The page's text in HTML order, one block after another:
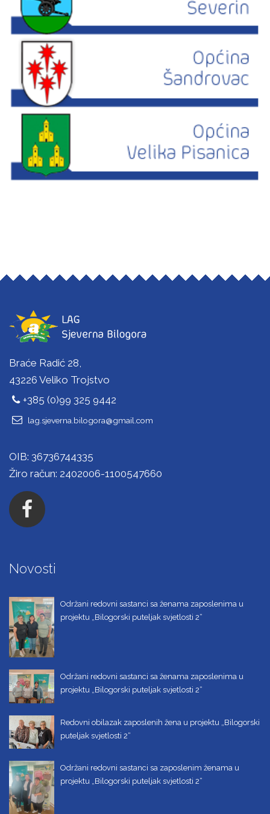
Braće Radić 28,
43226 Veliko Trojstvo
+385 (0)99 325 9442
lag.sjeverna.bilogora@gmail.com
OIB: 36736744335
Žiro račun: 2402006-1100547660
Novosti
Održani redovni sastanci sa ženama zaposlenima u
projektu „Bilogorski puteljak svjetlosti 2“
Održani redovni sastanci sa ženama zaposlenima u
projektu „Bilogorski puteljak svjetlosti 2“
Redovni obilazak zaposlenih žena u projektu „Bilogorski
puteljak svjetlosti 2“
Održani redovni sastanci sa zaposlenim ženama u
projektu „Bilogorski puteljak svjetlosti 2“